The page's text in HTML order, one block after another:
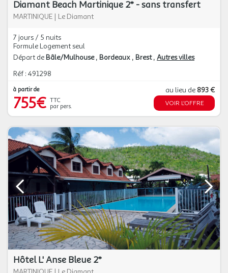
Diamant Beach Martinique 2* - sans transfert
MARTINIQUE | Le Diamant
7 jours / 5 nuits
Formule Logement seul
Départ de Bâle/Mulhouse Bordeaux Brest Autres villes
Réf : 491298
à partir de
755€ TTC
par pers.
au lieu de 893 €
VOIR L'OFFRE
Hôtel L' Anse Bleue 2*